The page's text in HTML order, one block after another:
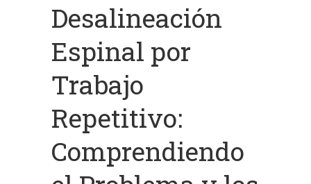
Desalineación
Espinal por
Trabajo
Repetitivo:
Comprendiendo